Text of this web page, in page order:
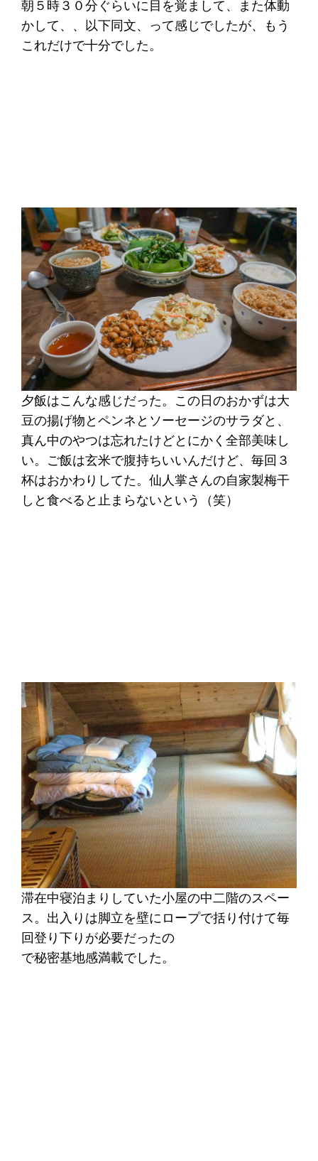
朝５時３０分ぐらいに目を覚まして、また体動
かして、、以下同文、って感じでしたが、もう
これだけで十分でした。
夕飯はこんな感じだった。この日のおかずは大
豆の揚げ物とペンネとソーセージのサラダと、
真ん中のやつは忘れたけどとにかく全部美味し
い。ご飯は玄米で腹持ちいいんだけど、毎回３
杯はおかわりしてた。仙人掌さんの自家製梅干
しと食べると止まらないという（笑）
滞在中寝泊まりしていた小屋の中二階のスペー
ス。出入りは脚立を壁にロープで括り付けて毎
回登り下りが必要だったの
で秘密基地感満載でした。